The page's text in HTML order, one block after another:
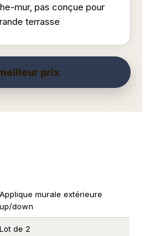
mur, pas conçue pour
terrasse
prix
Applique murale extérieure
up/down
Lot de 2